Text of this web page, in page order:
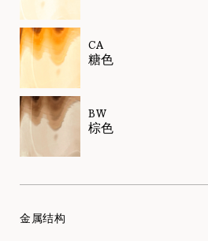
CA
糖色
BW
棕色
金属结构